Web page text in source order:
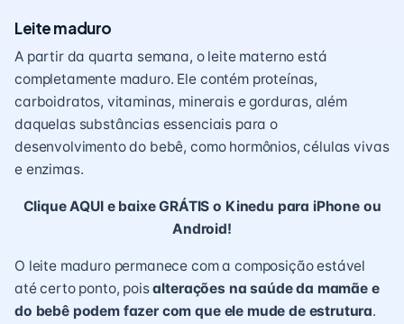
Leite maduro
A partir da quarta semana, o leite materno está
completamente maduro. Ele contém proteínas,
carboidratos, vitaminas, minerais e gorduras, além
daquelas substâncias essenciais para o
desenvolvimento do bebê, como hormônios, células vivas
e enzimas.
Clique AQUI e baixe GRÁTIS o Kinedu para iPhone ou
Android!
O leite maduro permanece com a composição estável
até certo ponto, poisalterações na saúde da mamãe e
do bebê podem fazer com que ele mude de estrutura.